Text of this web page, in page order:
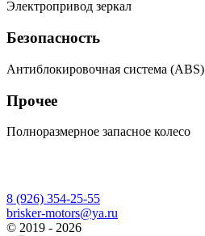
Электропривод зеркал
Безопасность
Антиблокировочная система (ABS)
Прочее
Полноразмерное запасное колесо
8 (926) 354-25-55
brisker-motors@ya.ru
© 2019 - 2026